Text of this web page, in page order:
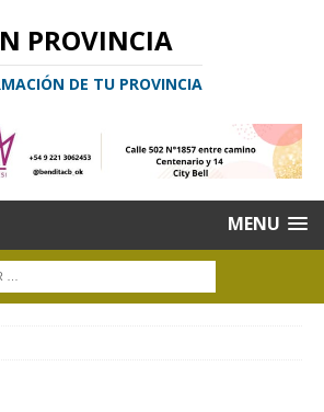
PROVINCIA
DE TU PROVINCIA
MENU